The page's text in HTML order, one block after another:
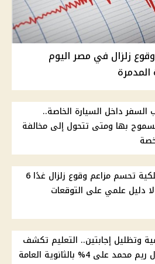
زلزال في مصر اليوم
داخل السيارة الخاصة..
بها ومتى تتحول إلى مخالفة
البحوث الفلكية تحسم مزاعم وقوع زلزال غدًا 6
علمي على التوقعات
وتظليل إجابتين.. التعليم تكشف
على 4% بالثانوية العامة